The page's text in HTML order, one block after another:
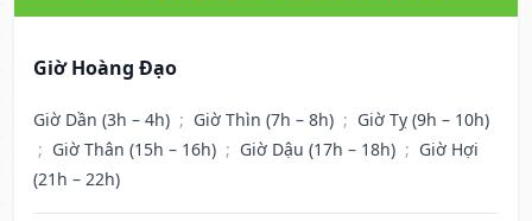
Giờ Hoàng Đạo
Giờ Dần (3h – 4h) ; Giờ Thìn (7h – 8h) ; Giờ Tỵ (9h – 10h)
; Giờ Thân (15h – 16h) ; Giờ Dậu (17h – 18h) ; Giờ Hợi
(21h – 22h)